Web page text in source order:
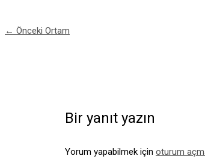
← Önceki Ortam
Bir yanıt yazın
Yorum yapabilmek içinoturum